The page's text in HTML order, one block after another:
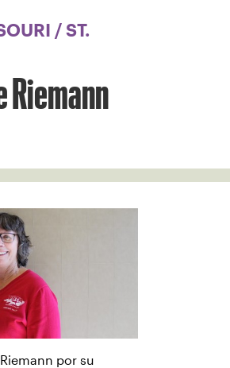
/ ST.
Riemann
por su